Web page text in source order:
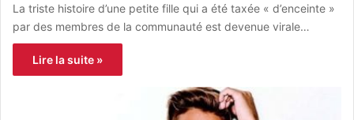
La triste histoire d’une petite fille qui a été taxée « d’enceinte »
par des membres de la communauté est devenue virale…
Lire la suite »